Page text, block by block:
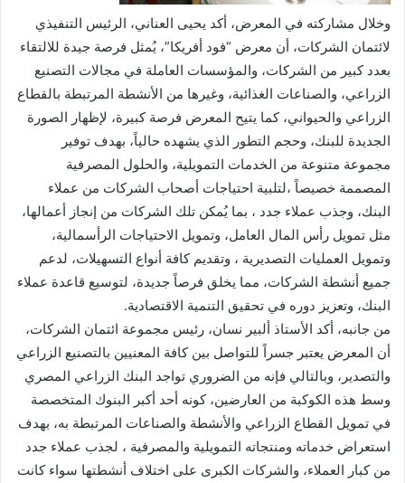
وخلال مشاركته في المعرض، أكد يحيى العناني، الرئيس التنفيذي
لائتمان الشركات، أن معرض “فود أفريكا”، يُمثل فرصة جيدة للالتقاء
بعدد كبير من الشركات، والمؤسسات العاملة في مجالات التصنيع
الزراعي، والصناعات الغذائية، وغيرها من الأنشطة المرتبطة بالقطاع
الزراعي والحيواني، كما يتيح المعرض فرصة كبيرة، لإظهار الصورة
الجديدة للبنك، وحجم التطور الذي يشهده حالياً، بهدف توفير
مجموعة متنوعة من الخدمات التمويلية، والحلول المصرفية
المصممة خصيصاً ،لتلبية احتياجات أصحاب الشركات من عملاء
البنك، وجذب عملاء جدد ، بما يُمكن تلك الشركات من إنجاز أعمالها،
مثل تمويل رأس المال العامل، وتمويل الاحتياجات الرأسمالية،
وتمويل العمليات التصديرية ، وتقديم كافة أنواع التسهيلات، لدعم
جميع أنشطة الشركات، مما يخلق فرصاً جديدة، لتوسيع قاعدة عملاء
البنك، وتعزيز دوره في تحقيق التنمية الاقتصادية.
من جانبه، أكد الأستاذ ألبير نسان، رئيس مجموعة ائتمان الشركات،
أن المعرض يعتبر جسراً للتواصل بين كافة المعنيين بالتصنيع الزراعي
والتصدير، وبالتالي فإنه من الضروري تواجد البنك الزراعي المصري
وسط هذه الكوكبة من العارضين، كونه أحد أكبر البنوك المتخصصة
في تمويل القطاع الزراعي والأنشطة والصناعات المرتبطة به، بهدف
استعراض خدماته ومنتجاته التمويلية والمصرفية ، لجذب عملاء جدد
من كبار العملاء، والشركات الكبرى على اختلاف أنشطتها سواء كانت